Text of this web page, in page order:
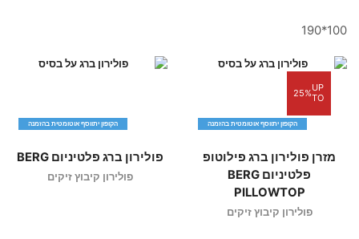
100*190
UP
TO
25%
הקופון יתווסף אוטומטית בהזמנה
מזרן פולירון ברג פילוטופ
פלטיניום BERG
PILLOWTOP
פולירון קיבוץ זיקים
הקופון יתווסף אוטומטית בהזמנה
פולירון ברג פלטיניום BERG
פולירון קיבוץ זיקים